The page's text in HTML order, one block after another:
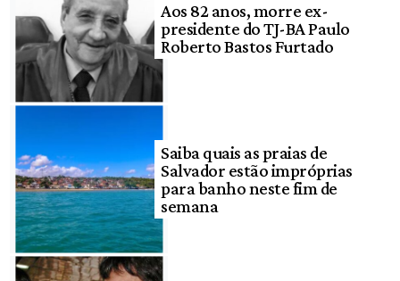
Aos 82 anos, morre ex-
presidente do TJ-BA Paulo
Roberto Bastos Furtado
Saiba quais as praias de
Salvador estão impróprias
para banho neste fim de
semana